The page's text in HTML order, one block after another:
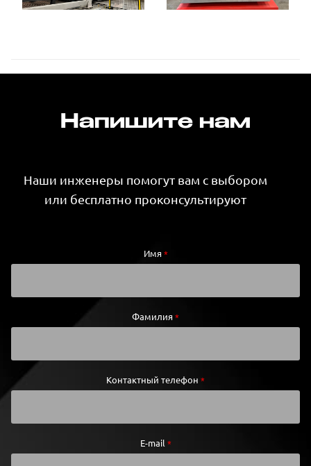
Напишите нам
Наши инженеры помогут вам с выбором
или бесплатно проконсультируют
Имя *
Фамилия *
Контактный телефон *
E-mail *